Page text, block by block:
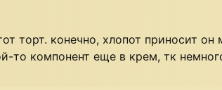
торт. конечно, хлопот приносит
то компонент еще в крем, тк